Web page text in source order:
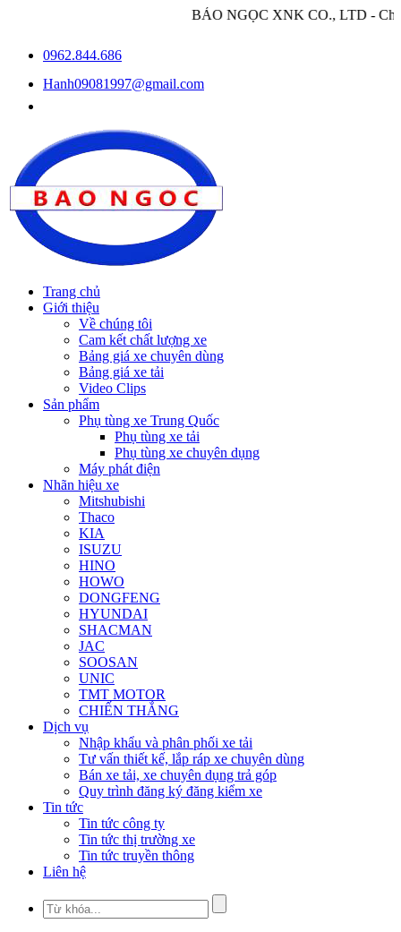
BẢO NGỌC XNK CO., LTD - Chuyên
0962.844.686
Hanh09081997@gmail.com
Trang chủ
Giới thiệu
Về chúng tôi
Cam kết chất lượng xe
Bảng giá xe chuyên dùng
Bảng giá xe tải
Video Clips
Sản phẩm
Phụ tùng xe Trung Quốc
Phụ tùng xe tải
Phụ tùng xe chuyên dụng
Máy phát điện
Nhãn hiệu xe
Mitshubishi
Thaco
KIA
ISUZU
HINO
HOWO
DONGFENG
HYUNDAI
SHACMAN
JAC
SOOSAN
UNIC
TMT MOTOR
CHIẾN THẮNG
Dịch vụ
Nhập khẩu và phân phối xe tải
Tư vấn thiết kế, lắp ráp xe chuyên dùng
Bán xe tải, xe chuyên dụng trả góp
Quy trình đăng ký đăng kiểm xe
Tin tức
Tin tức công ty
Tin tức thị trường xe
Tin tức truyền thông
Liên hệ